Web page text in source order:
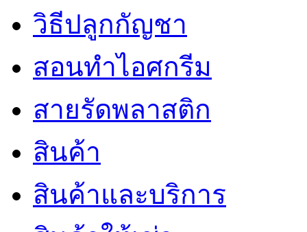
วิธีปลูกกัญชา
สอนทำไอศกรีม
สายรัดพลาสติก
สินค้า
สินค้าและบริการ